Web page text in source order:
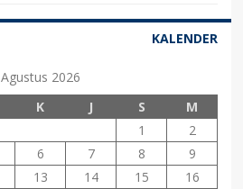
KALENDER
Agustus 2026
K J S
M
1
2
6 7 8
9
13 14 15 16